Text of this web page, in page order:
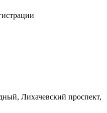
Лихачевский проспект,